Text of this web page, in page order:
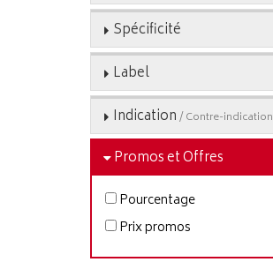
Spécificité
Label
Indication / Contre-indication
Promos et Offres
Pourcentage
Prix promos